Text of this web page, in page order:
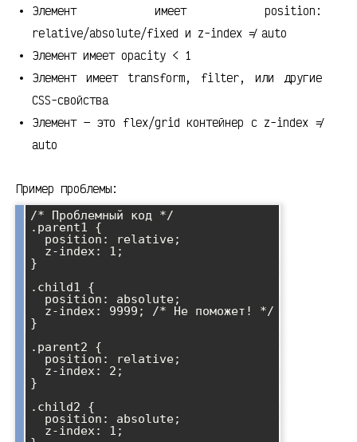
Элемент имеет position:
relative/absolute/fixed и z-index ≠ auto
Элемент имеет opacity < 1
Элемент имеет transform, filter, или другие
CSS-свойства
Элемент — это flex/grid контейнер с z-index ≠
auto
Пример проблемы:
/* Проблемный код */
.parent1 {
}
.child1 {
}
.parent2 {
}
.child2 {